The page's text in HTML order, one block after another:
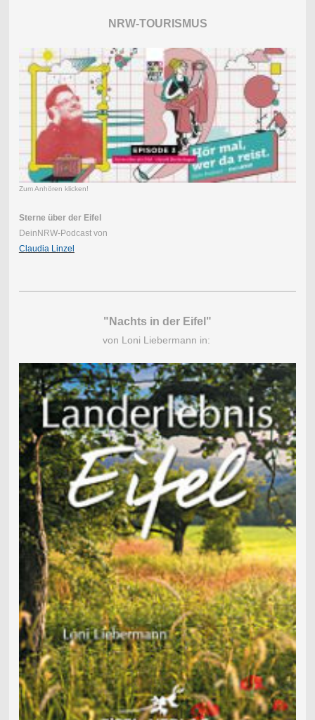
NRW-TOURISMUS
Zum Anhören klicken!
Sterne über der Eifel
DeinNRW-Podcast von
Claudia Linzel
"Nachts in der Eifel"
von Loni Liebermann in: